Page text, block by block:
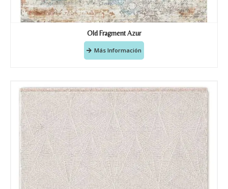
Old Fragment Azur
Más Información